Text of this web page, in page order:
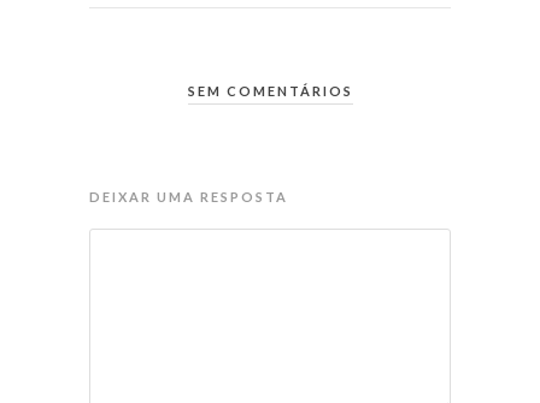
SEM COMENTÁRIOS
DEIXAR UMA RESPOSTA